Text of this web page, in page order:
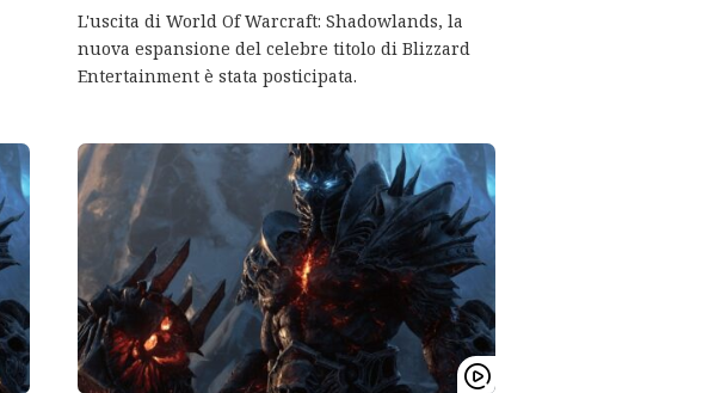
L'uscita di World Of Warcraft: Shadowlands, la
nuova espansione del celebre titolo di Blizzard
Entertainment è stata posticipata.